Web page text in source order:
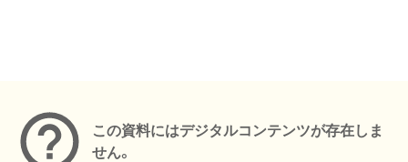
この資料にはデジタルコンテンツが存在しま
せん。